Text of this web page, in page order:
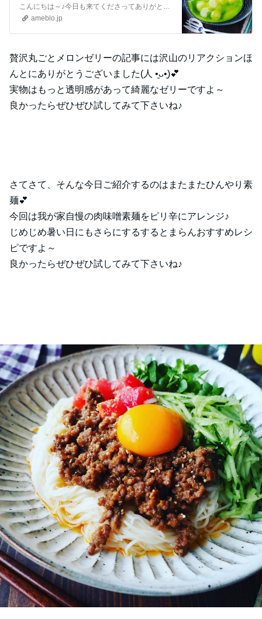
のひんやりふるふるゼリー❤』
こんにちは～♪今日も来てくださってありがとうございます。いつも沢山のコメントやメッセージ、クリップやリブログもほんとに嬉しいです♪全部にお返事できなくて申し訳…
ameblo.jp
贅沢丸ごとメロンゼリーの記事には沢山のリアクションほ
んとにありがとうございました(⁠人⁠ ⁠•͈⁠ᴗ⁠•͈⁠)💕
実物はもっと透明感があって綺麗なゼリーですよ～
良かったらぜひぜひ試してみて下さいね♪
さてさて、そんな今日ご紹介するのはまたまたひんやり素
麺💕
今回は我が家自慢の肉味噌素麺をピリ辛にアレンジ♪
じめじめ暑い日にもさらにするするとまらんおすすめレシ
ピですよ～
良かったらぜひぜひ試してみて下さいね♪